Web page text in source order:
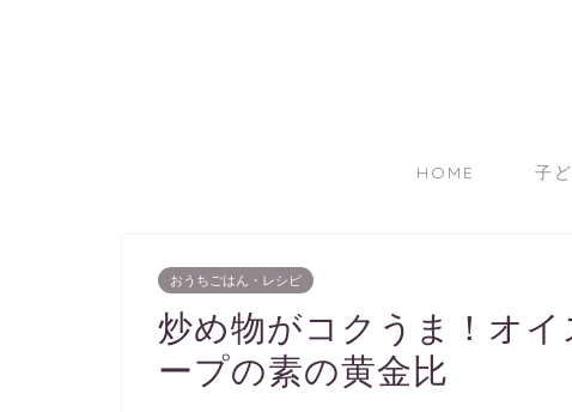
HOME 子
おうちごはん・レシピ
炒め物がコクうま！オ
ープの素の黄金比